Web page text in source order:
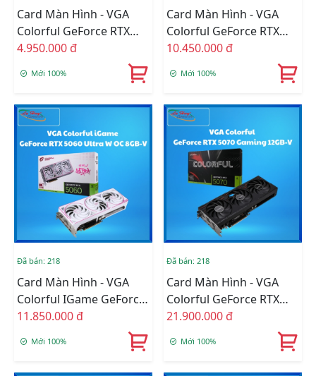
Card Màn Hình - VGA
Colorful GeForce RTX
3050 6GB-V
4.950.000 đ
Mới 100%
Card Màn Hình - VGA
Colorful GeForce RTX
5060 Gaming DUO 8GB-
10.450.000 đ
Mới 100%
Đã bán: 218
Card Màn Hình - VGA
Colorful IGame GeForce
RTX 5060 Ultra W OC
11.850.000 đ
Mới 100%
Đã bán: 218
Card Màn Hình - VGA
Colorful GeForce RTX
5070 Gaming 12GB-V
21.900.000 đ
Mới 100%